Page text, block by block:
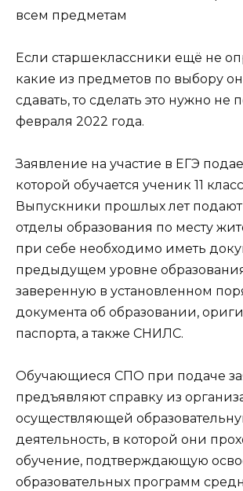
Если старшеклассники ещё не
какие из предметов по выбору
сдавать, то сделать это нужно не
февраля 2022 года.
Заявление на участие в ЕГЭ
которой обучается ученик 11
Выпускники прошлых лет подают
отделы образования по месту
при себе необходимо иметь
предыдущем уровне
заверенную в установленном
документа об образовании,
паспорта, а также СНИЛС.
Обучающиеся СПО при подаче
предъявляют справку из
осуществляющей
деятельность, в которой они
обучение, подтверждающую
образовательных программ